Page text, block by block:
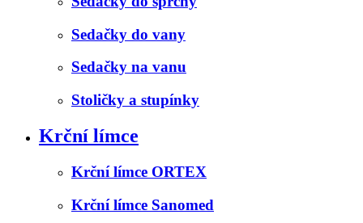
Sedačky do vany
Sedačky na vanu
Stoličky a stupínky
Krční límce
Krční límce ORTEX
Krční límce Sanomed